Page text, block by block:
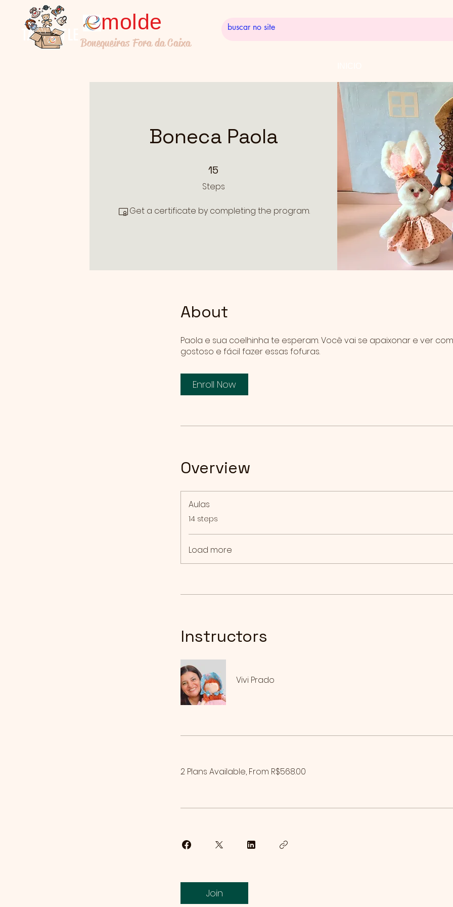
molde
Bonequeiras Fora da Caixa
Boneca Paola
15
Steps
15 Steps
Get a certificate by completing the program.
About
Paola e sua coelhinha te esperam. Você vai se apaixonar e ver
gostoso e fácil fazer essas fofuras.
Enroll Now
Overview
Aulas
.14 steps
Load more
Instructors
Vivi Prado
2 Plans Available, From R$568.00
Join
TALL TITLE